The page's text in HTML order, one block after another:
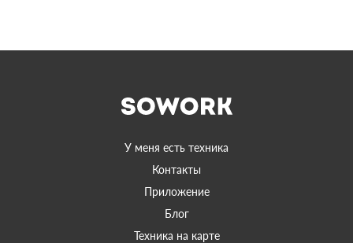
У меня есть техника
Контакты
Приложение
Блог
Техника на карте